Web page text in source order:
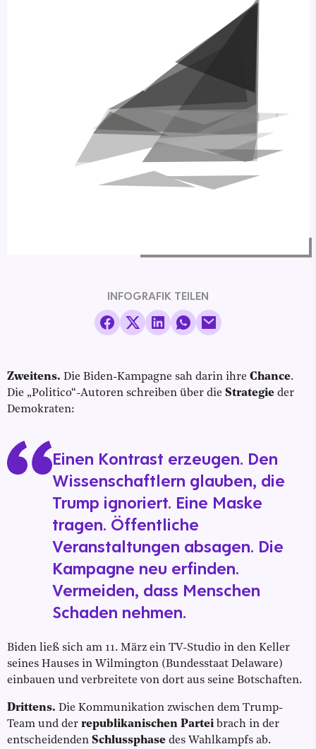
INFOGRAFIK TEILEN
Zweitens. Die Biden-Kampagne sah darin ihre Chance.
Die „Politico“-Autoren schreiben über die Strategie der
Demokraten:
Einen Kontrast erzeugen. Den
Wissenschaftlern glauben, die
Trump ignoriert. Eine Maske
tragen. Öffentliche
Veranstaltungen absagen. Die
Kampagne neu erfinden.
Vermeiden, dass Menschen
Schaden nehmen.
Biden ließ sich am 11. März ein TV-Studio in den Keller
seines Hauses in Wilmington (Bundesstaat Delaware)
einbauen und verbreitete von dort aus seine Botschaften.
Drittens. Die Kommunikation zwischen dem Trump-
Team und der republikanischen Partei brach in der
entscheidenden Schlussphase des Wahlkampfs ab.